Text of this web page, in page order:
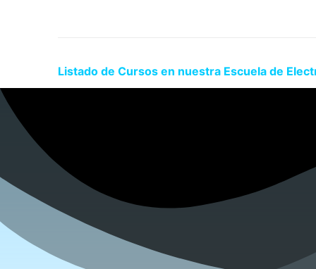
Listado de Cursos en nuestra Escuela de